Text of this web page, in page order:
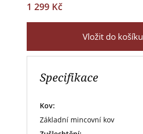
1 299 Kč
Vložit do košíku
Specifikace
Kov:
Základní mincovní kov